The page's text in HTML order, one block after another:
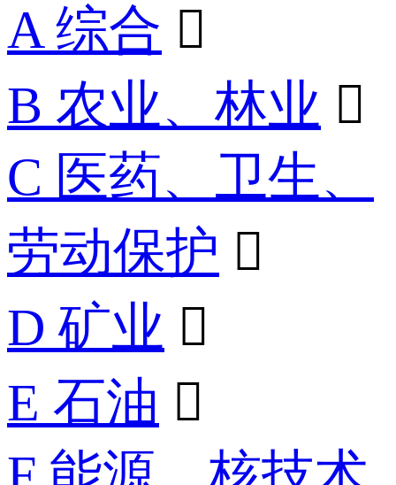
A 综合 
B 农业、林业 
C 医药、卫生、
劳动保护 
D 矿业 
E 石油 